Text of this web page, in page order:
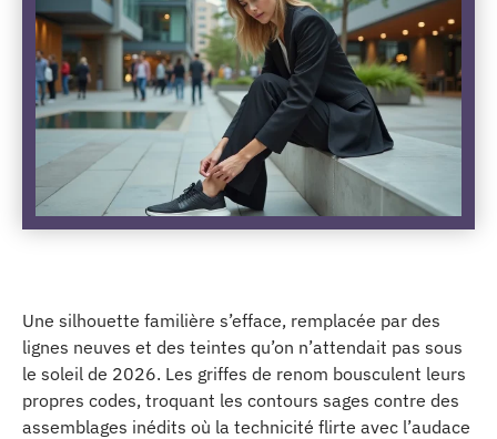
Une silhouette familière s’efface, remplacée par des
lignes neuves et des teintes qu’on n’attendait pas sous
le soleil de 2026. Les griffes de renom bousculent leurs
propres codes, troquant les contours sages contre des
assemblages inédits où la technicité flirte avec l’audace